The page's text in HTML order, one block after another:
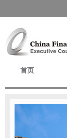
首页